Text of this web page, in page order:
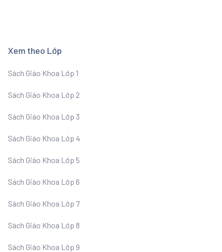
Xem theo Lớp
Sách Giáo Khoa Lớp 1
Sách Giáo Khoa Lớp 2
Sách Giáo Khoa Lớp 3
Sách Giáo Khoa Lớp 4
Sách Giáo Khoa Lớp 5
Sách Giáo Khoa Lớp 6
Sách Giáo Khoa Lớp 7
Sách Giáo Khoa Lớp 8
Sách Giáo Khoa Lớp 9